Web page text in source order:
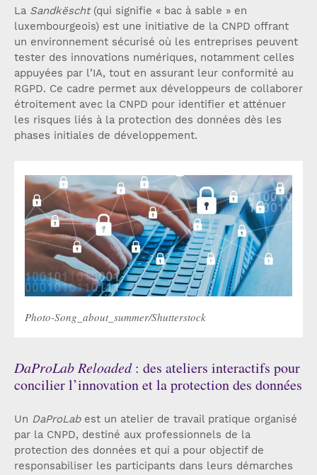
La Sandkëscht (qui signifie « bac à sable » en
luxembourgeois) est une initiative de la CNPD offrant
un environnement sécurisé où les entreprises peuvent
tester des innovations numériques, notamment celles
appuyées par l’IA, tout en assurant leur conformité au
RGPD. Ce cadre permet aux développeurs de collaborer
étroitement avec la CNPD pour identifier et atténuer
les risques liés à la protection des données dès les
phases initiales de développement.
Photo-Song_about_summer/Shutterstock
DaProLab Reloaded: des ateliers interactifs pour
concilier l’innovation et la protection des données
Un DaProLabest un atelier de travail pratique organisé
par la CNPD, destiné aux professionnels de la
protection des données et qui a pour objectif de
responsabiliser les participants dans leurs démarches